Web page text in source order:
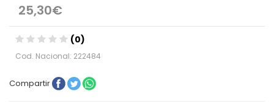
25,30€
(0)
Cod. Nacional: 222484
Compartir